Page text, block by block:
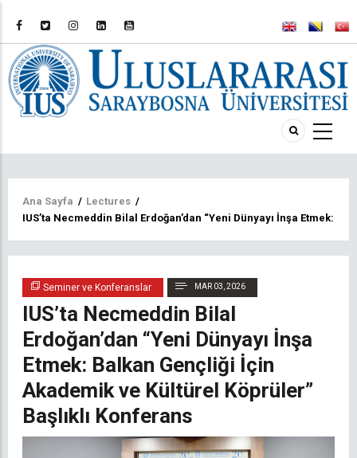
Sayfa
Ana Sayfa / Lectures /
IUS’ta Necmeddin Bilal Erdoğan’dan “Yeni Dünyayı İnşa Etmek:
Seminer ve Konferanslar MAR 03, 2026
IUS’ta Necmeddin Bilal
Erdoğan’dan “Yeni Dünyayı İnşa
Etmek: Balkan Gençliği İçin
Akademik ve Kültürel Köprüler”
Başlıklı Konferans